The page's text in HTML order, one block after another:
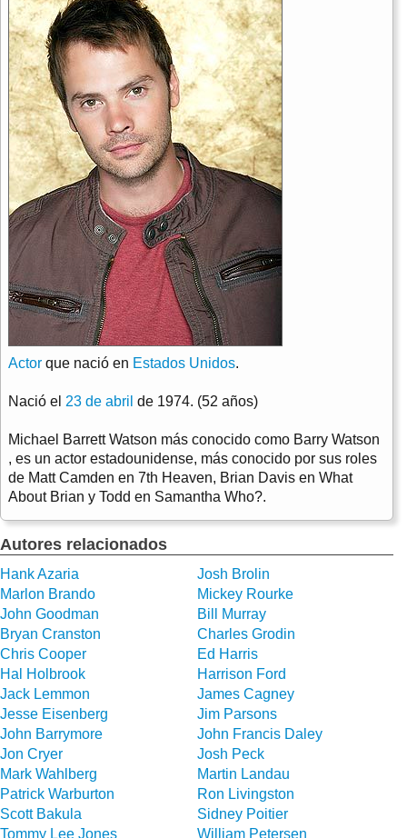
Actor que nació en Estados Unidos.
Nació el 23 de abril de 1974. (52 años)
Michael Barrett Watson más conocido como Barry Watson
, es un actor estadounidense, más conocido por sus roles
de Matt Camden en 7th Heaven, Brian Davis en What
About Brian y Todd en Samantha Who?.
Autores relacionados
Hank Azaria
Josh Brolin
Marlon Brando
Mickey Rourke
John Goodman
Bill Murray
Bryan Cranston
Charles Grodin
Chris Cooper
Ed Harris
Hal Holbrook
Harrison Ford
Jack Lemmon
James Cagney
Jesse Eisenberg
Jim Parsons
John Barrymore
John Francis Daley
Jon Cryer
Josh Peck
Mark Wahlberg
Martin Landau
Patrick Warburton
Ron Livingston
Scott Bakula
Sidney Poitier
Tommy Lee Jones
William Petersen